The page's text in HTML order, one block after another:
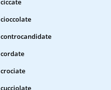
ciccate
cioccolate
controcandidate
cordate
crociate
cucciolate